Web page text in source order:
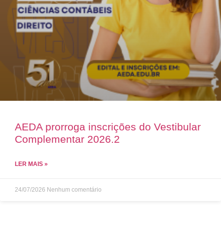
AEDA prorroga inscrições do Vestibular
Complementar 2026.2
LER MAIS »
24/07/2026 Nenhum comentário